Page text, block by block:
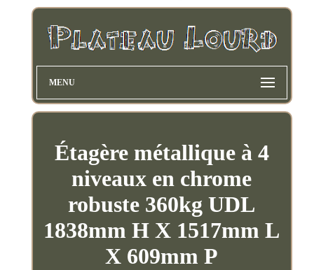
MENU
Étagère métallique à 4
niveaux en chrome
robuste 360kg UDL
1838mm H X 1517mm L
X 609mm P